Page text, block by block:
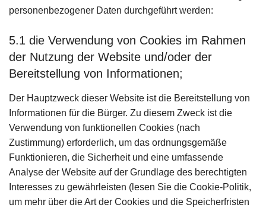
personenbezogener Daten durchgeführt werden:
5.1 die Verwendung von Cookies im Rahmen
der Nutzung der Website und/oder der
Bereitstellung von Informationen;
Der Hauptzweck dieser Website ist die Bereitstellung von
Informationen für die Bürger. Zu diesem Zweck ist die
Verwendung von funktionellen Cookies (nach
Zustimmung) erforderlich, um das ordnungsgemäße
Funktionieren, die Sicherheit und eine umfassende
Analyse der Website auf der Grundlage des berechtigten
Interesses zu gewährleisten (lesen Sie die Cookie-Politik,
um mehr über die Art der Cookies und die Speicherfristen